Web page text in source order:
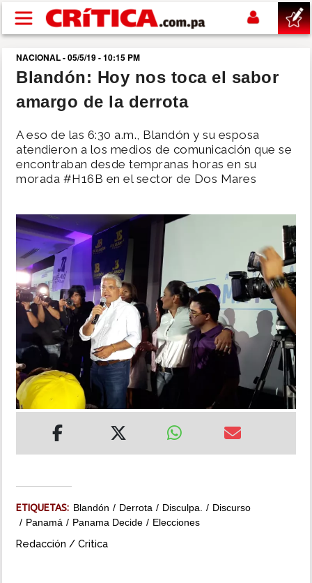
Pasar al contenido principal
buscar
SUCESOS
NACIONAL
POLÍTICA
SHOW
DEPORTES
MUNDO
INSÓLITAS
MULTIMEDIA
NACIONAL - 05/5/19 - 10:15 PM
Blandón: Hoy nos toca el sabor
amargo de la derrota
A eso de las 6:30 a.m., Blandón y su esposa
atendieron a los medios de comunicación que se
encontraban desde tempranas horas en su
morada #H16B en el sector de Dos Mares
ETIQUETAS: Blandón Derrota Disculpa.
Discurso
Panamá
Panama Decide Elecciones
Redacción / Critica